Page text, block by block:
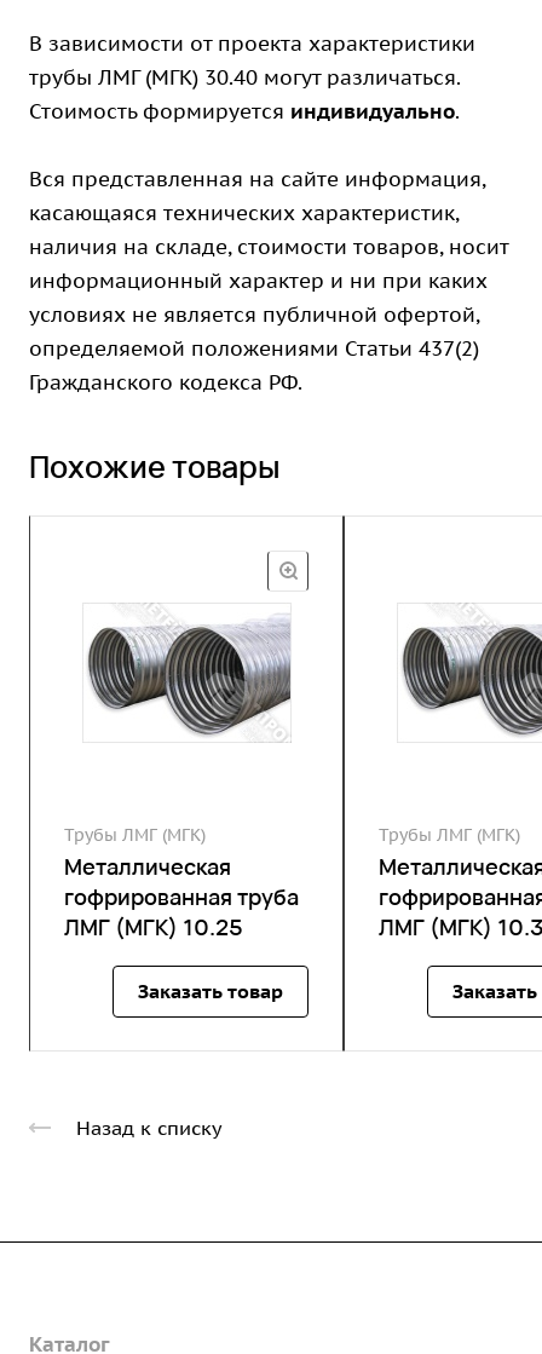
В зависимости от проекта характеристики
трубы ЛМГ (МГК) 30.40 могут различаться.
Стоимость формируется индивидуально.
Вся представленная на сайте информация,
касающаяся технических характеристик,
наличия на складе, стоимости товаров, носит
информационный характер и ни при каких
условиях не является публичной офертой,
определяемой положениями Статьи 437(2)
Гражданского кодекса РФ.
Похожие товары
Трубы ЛМГ (МГК)
Металлическая
гофрированная труба
ЛМГ (МГК) 10.25
Заказать товар
Трубы ЛМГ (МГК)
ЛМГ (МГК)
Назад к списку
О предприятии
Каталог